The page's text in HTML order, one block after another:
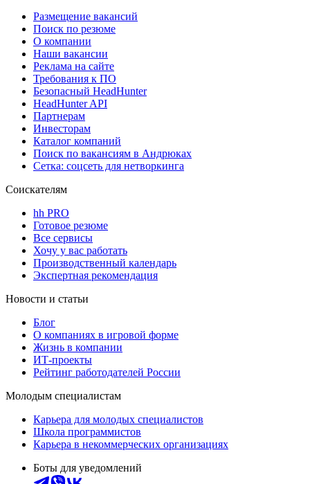
Размещение вакансий
Поиск по резюме
О компании
Наши вакансии
Реклама на сайте
Требования к ПО
Безопасный HeadHunter
HeadHunter API
Партнерам
Инвесторам
Каталог компаний
Поиск по вакансиям в Андрюках
Сетка: соцсеть для нетворкинга
Соискателям
hh PRO
Готовое резюме
Все сервисы
Хочу у вас работать
Производственный календарь
Экспертная рекомендация
Новости и статьи
Блог
О компаниях в игровой форме
Жизнь в компании
ИТ-проекты
Рейтинг работодателей России
Молодым специалистам
Карьера для молодых специалистов
Школа программистов
Карьера в некоммерческих организациях
Боты для уведомлений